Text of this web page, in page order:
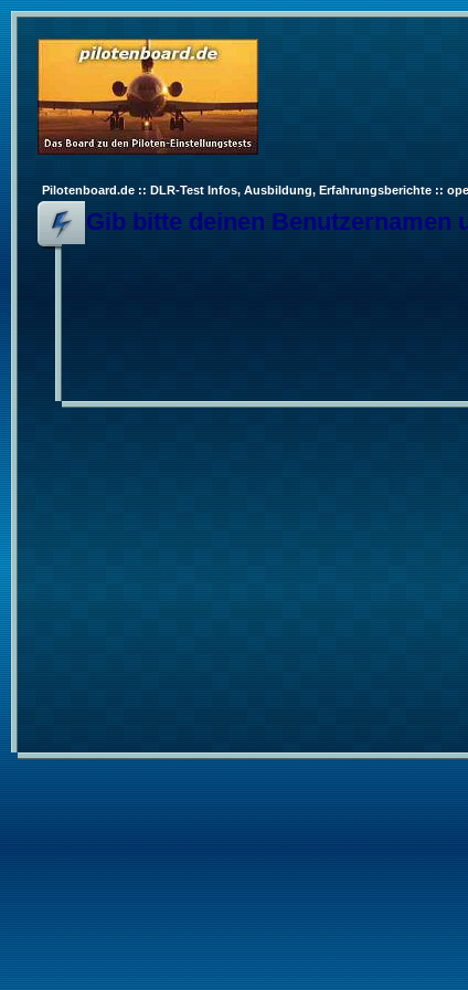
Pilotenboard.de :: DLR-Test Infos, Ausbildung, Erfahrungsberichte ::
Gib bitte deinen Benutzernamen